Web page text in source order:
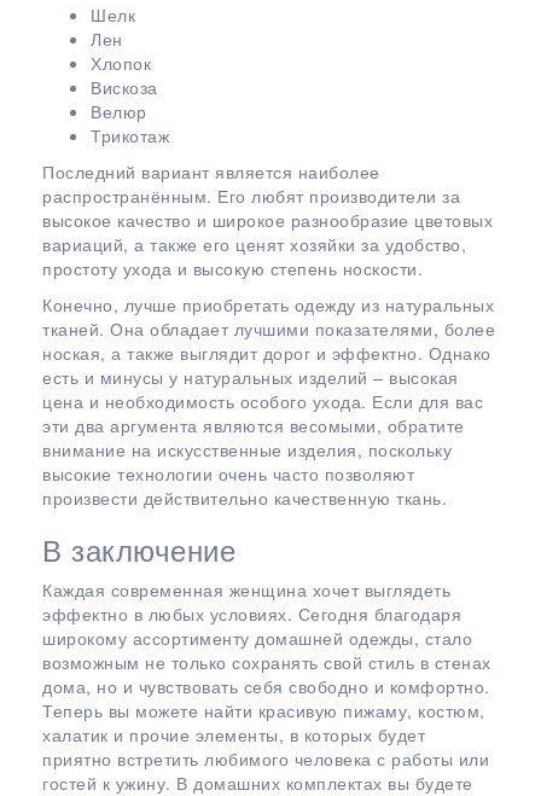
Шелк
Лен
Хлопок
Вискоза
Велюр
Трикотаж
Последний вариант является наиболее
распространённым. Его любят производители за
высокое качество и широкое разнообразие цветовых
вариаций, а также его ценят хозяйки за удобство,
простоту ухода и высокую степень носкости.
Конечно, лучше приобретать одежду из натуральных
тканей. Она обладает лучшими показателями, более
ноская, а также выглядит дорог и эффектно. Однако
есть и минусы у натуральных изделий – высокая
цена и необходимость особого ухода. Если для вас
эти два аргумента являются весомыми, обратите
внимание на искусственные изделия, поскольку
высокие технологии очень часто позволяют
произвести действительно качественную ткань.
В заключение
Каждая современная женщина хочет выглядеть
эффектно в любых условиях. Сегодня благодаря
широкому ассортименту домашней одежды, стало
возможным не только сохранять свой стиль в стенах
дома, но и чувствовать себя свободно и комфортно.
Теперь вы можете найти красивую пижаму, костюм,
халатик и прочие ­элементы, в которых будет
приятно встретить любимого человека с работы или
гостей к ужину. В домашних комплектах вы будете